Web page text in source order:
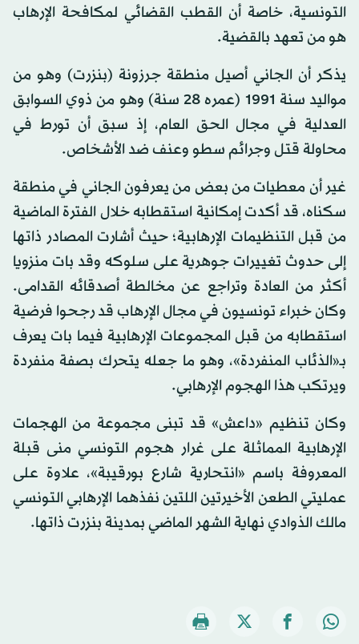
التونسية، خاصة أن القطب القضائي لمكافحة الإرهاب
هو من تعهد بالقضية.
يذكر أن الجاني أصيل منطقة جرزونة (بنزرت) وهو من
مواليد سنة 1991 (عمره 28 سنة) وهو من ذوي السوابق
العدلية في مجال الحق العام، إذ سبق أن تورط في
محاولة قتل وجرائم سطو وعنف ضد الأشخاص.
غير أن معطيات من بعض من يعرفون الجاني في منطقة
سكناه، قد أكدت إمكانية استقطابه خلال الفترة الماضية
من قبل التنظيمات الإرهابية؛ حيث أشارت المصادر ذاتها
إلى حدوث تغييرات جوهرية على سلوكه وقد بات منزويا
أكثر من العادة وتراجع عن مخالطة أصدقائه القدامى.
وكان خبراء تونسيون في مجال الإرهاب قد رجحوا فرضية
استقطابه من قبل المجموعات الإرهابية فيما بات يعرف
بـ«الذئاب المنفردة»، وهو ما جعله يتحرك بصفة منفردة
ويرتكب هذا الهجوم الإرهابي.
وكان تنظيم «داعش» قد تبنى مجموعة من الهجمات
الإرهابية المماثلة على غرار هجوم التونسي منى قبلة
المعروفة باسم «انتحارية شارع بورقيبة»، علاوة على
عمليتي الطعن الأخيرتين اللتين نفذهما الإرهابي التونسي
مالك الذوادي نهاية الشهر الماضي بمدينة بنزرت ذاتها.